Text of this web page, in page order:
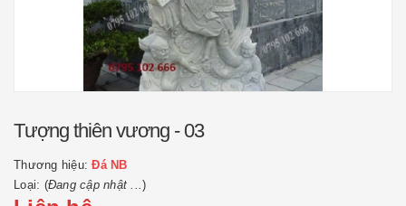
Tượng thiên vương - 03
Thương hiệu:Đá NB
Loại: (Đang cập nhật ...)